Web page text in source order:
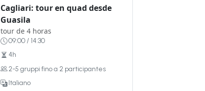
Cagliari: tour en quad desde
Guasila
tour de 4 horas
09:00 / 14:30
4h
2-5 gruppi fino a 2 participantes
Italiano